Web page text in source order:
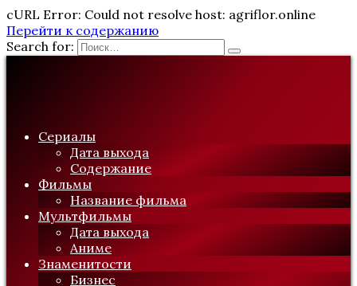
cURL Error: Could not resolve host: agriflor.online
Перейти к содержанию
Search for:
Сериалы
Дата выхода
Содержание
Фильмы
Название фильма
Мультфильмы
Дата выхода
Аниме
Знаменитости
Бизнес